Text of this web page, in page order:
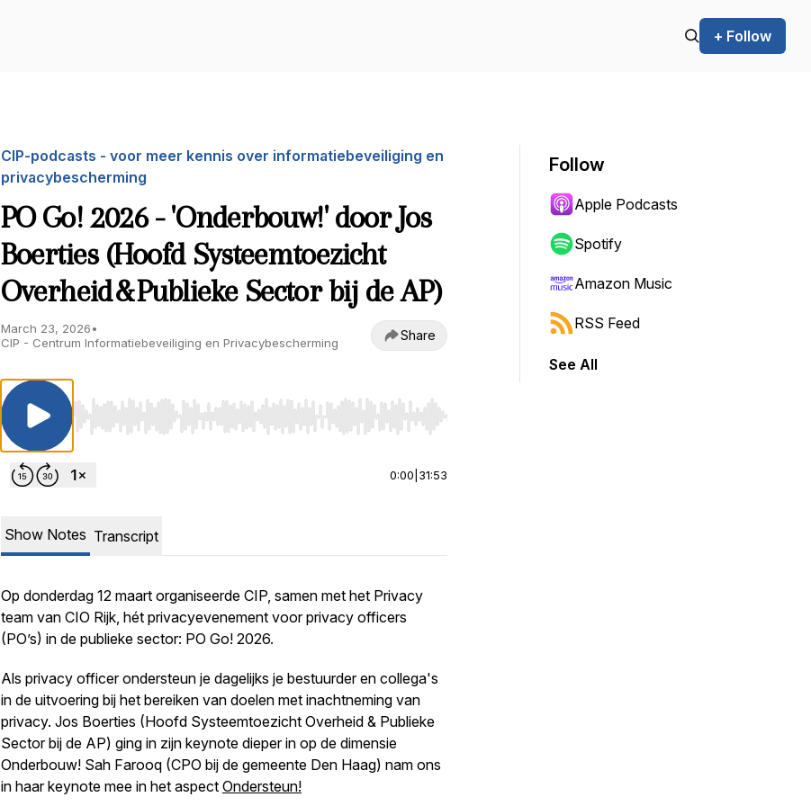
+ Follow
CIP-podcasts - voor meer kennis over informatiebeveiliging en
privacybescherming
PO Go! 2026 - 'Onderbouw!' door Jos
Boerties (Hoofd Systeemtoezicht
Overheid & Publieke Sector bij de AP)
March 23, 2026•
CIP - Centrum Informatiebeveiliging en Privacybescherming
Share
Use Left/Right to seek, Home/End to jump to start or end. Hold shift to jump forward or backward.
0:00 31:53
Show Notes Transcript
Op donderdag 12 maart organiseerde CIP, samen met het Privacy
team van CIO Rijk, hét privacyevenement voor privacy officers
(PO’s) in de publieke sector: PO Go! 2026.
Als privacy officer ondersteun je dagelijks je bestuurder en collega's
in de uitvoering bij het bereiken van doelen met inachtneming van
privacy. Jos Boerties (Hoofd Systeemtoezicht Overheid & Publieke
Sector bij de AP) ging in zijn keynote dieper in op de dimensie
Onderbouw! Sah Farooq (CPO bij de gemeente Den Haag) nam ons
in haar keynote mee in het aspect Ondersteun!
Follow
Apple Podcasts
Spotify
Amazon Music
RSS Feed
See All